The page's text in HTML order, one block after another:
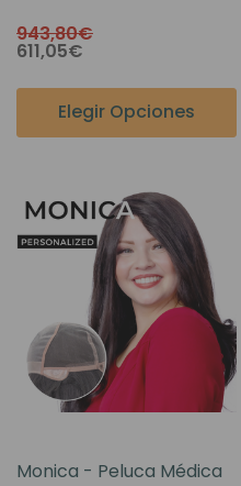
943,80€
611,05€
Elegir Opciones
Monica - Peluca Médica